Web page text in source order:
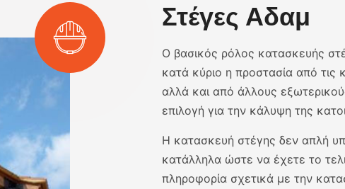
Στέγες Αδαμ
Ο βασικός ρόλος κατασκευής
κατά κύριο η προστασία από τις
αλλά και από άλλους
επιλογή για την κάλυψη της
Η κατασκευή στέγης δεν απλή
κατάλληλα ώστε να έχετε το
πληροφορία σχετικά με την